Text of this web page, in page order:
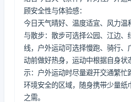
顾安全性与体验感：
今日天气晴好、温度适宜、风力温
与散步：散步可选择公园、江边、
线，户外运动可选择慢跑、骑行、
动前做好热身，运动中根据自身状
示：户外运动时尽量避开交通繁忙
环境安全的区域，随身携带少量纸
之需。